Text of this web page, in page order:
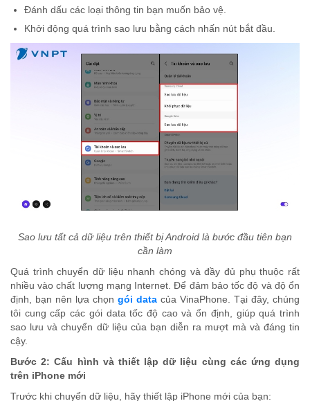
Đánh dấu các loại thông tin bạn muốn bảo vệ.
Khởi động quá trình sao lưu bằng cách nhấn nút bắt đầu.
Sao lưu tất cả dữ liệu trên thiết bị Android là bước đầu tiên bạn
cần làm
Quá trình chuyển dữ liệu nhanh chóng và đầy đủ phụ thuộc rất
nhiều vào chất lượng mạng Internet. Để đảm bảo tốc độ và độ ổn
định, bạn nên lựa chọn gói data của VinaPhone. Tại đây, chúng
tôi cung cấp các gói data tốc độ cao và ổn định, giúp quá trình
sao lưu và chuyển dữ liệu của bạn diễn ra mượt mà và đáng tin
cậy.
Bước 2: Cấu hình và thiết lập dữ liệu cùng các ứng dụng
trên iPhone mới
Trước khi chuyển dữ liệu, hãy thiết lập iPhone mới của bạn: